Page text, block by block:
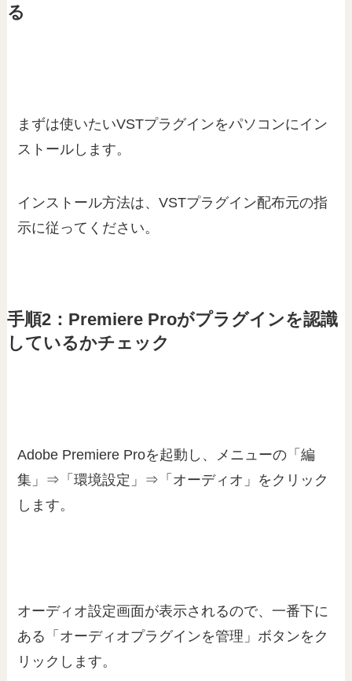
る
まずは使いたいVSTプラグインをパソコンにイン
ストールします。
インストール方法は、VSTプラグイン配布元の指
示に従ってください。
手順2：Premiere Proがプラグインを認識
しているかチェック
Adobe Premiere Proを起動し、メニューの「編
集」⇒「環境設定」⇒「オーディオ」をクリック
します。
オーディオ設定画面が表示されるので、一番下に
ある「オーディオプラグインを管理」ボタンをク
リックします。